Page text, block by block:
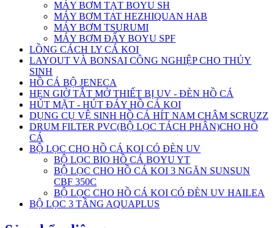
MÁY BƠM TẠT BOYU SH
MÁY BƠM TAT HEZHIQUAN HAB
MÁY BƠM TSURUMI
MÁY BƠM ĐẨY BOYU SPF
LỒNG CÁCH LY CÁ KOI
LAYOUT VÀ BONSAI CÔNG NGHIỆP CHO THỦY
SINH
HỒ CÁ BỘ JENECA
HẸN GIỜ TẮT MỞ THIẾT BỊ UV - ĐÈN HỒ CÁ
HÚT MẶT - HÚT ĐÁY HỒ CÁ KOI
DỤNG CỤ VỆ SINH HỒ CÁ HÍT NAM CHÂM SCRUZZ
DRUM FILTER PVC(BỘ LỌC TÁCH PHÂN)CHO HỒ
CÁ
BỘ LỌC CHO HỒ CÁ KOI CÓ ĐÈN UV
BỘ LỌC BIO HỒ CÁ BOYU YT
BỘ LỌC CHO HỒ CÁ KOI 3 NGĂN SUNSUN
CBF 350C
BỘ LỌC CHO HỒ CÁ KOI CÓ ĐÈN UV HAILEA
BỘ LỌC 3 TẦNG AQUAPLUS